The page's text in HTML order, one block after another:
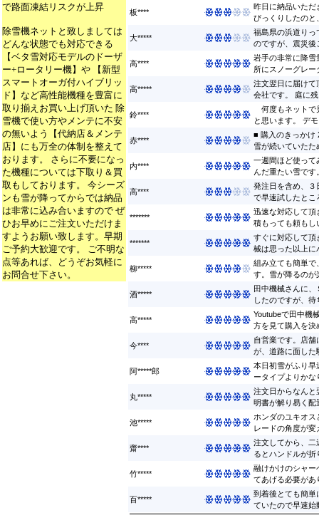
で路面凍結リスクが上昇
除雪機ネットと致しましては
どんな状態でも対応できる
【ベタ雪対応モデルのドーザ
ー+ロータリー機】や 【新型
スマートオーガ付ハイブリッ
ド】など高性能機種を豊富に
取り揃えお買い上げ頂いた 除
雪機で使い方やメンテに不安
の無いよう【代納店＆メンテ
店】にも万全の体制を整えて
おります。 さらに不要になっ
た機種については下取り＆買
取もしております。 今シーズ
ンも雪が降ってからでは納品
は非常に込み合いますので ぜ
ひお早めにご注文いただけま
すようお願い致します。早期
ご予約大歓迎です。 ご不明な
点等あれば、どうぞお気軽に
お問合せ下さい。
板****
昨日に納品いただ
びっくりしたのと
大*****
福島県の浜道りっ
のですが、震災後
高****
岩手の非常に降雪
所にスノーグレ
高*****
注文翌日に届け
会社です。 庭に
鈴****
何度もネットで
と思います。 デ
赤****
■ 購入のきっかけ
雪が続いていたた
内****
一週間ほど使って
んだ重たい雪で
高****
発注日を含め、３
で早速試したとこ
*******
迅速な対応して頂
積もっても頼もし
*******
すぐに対応して頂
械は思った以上に
柳*****
組み立ても簡単で
す。雪が降るのが
酒*****
田中機械さんに
したのですが、
高*****
Youtubeで田中機
方を見て購入を決
今****
自営業です。店
が、道路に面した
阿*****郎
本日初雪がふり早
ータイプよりかな
丸*****
注文日からなんと
明書が解り易く配
池*****
ホンダのユキオ
レードの角度が
齋****
注文してから、二
るとハンドルが
竹*****
融けかけのシャー
てあげる必要があ
百*****
到着後とても簡単
ていたので早速始